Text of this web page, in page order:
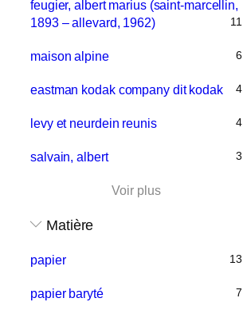
feugier, albert marius (saint-marcellin,
1893 – allevard, 1962)
11
maison alpine 6
eastman kodak company dit kodak 4
levy et neurdein reunis 4
salvain, albert 3
Voir plus
Matière
papier 13
papier baryté 7